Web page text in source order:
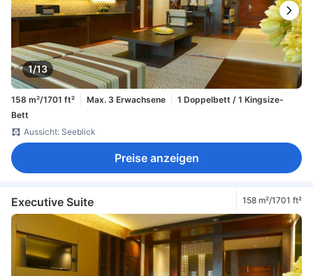
1/13
158 m²/1701 ft² Max. 3 Erwachsene
1 Doppelbett / 1 Kingsize-
Bett
Aussicht: Seeblick
Preise anzeigen
Executive Suite 158 m²/1701 ft²